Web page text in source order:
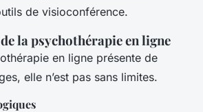
de visioconférence.
la psychothérapie en ligne
en ligne présente de
elle n’est pas sans limites.